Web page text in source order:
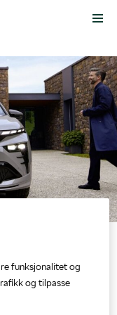
til din Škoda.
funksjonalitet og
og tilpasse